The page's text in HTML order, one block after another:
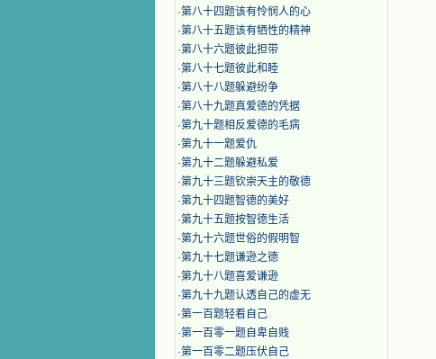
·第八十四题该有怜悯人的心
·第八十五题该有牺性的精神
·第八十六题彼此担带
·第八十七题彼此和睦
·第八十八题躲避纷争
·第八十九题真爱德的凭据
·第九十题相反爱德的毛病
·第九十一题爱仇
·第九十二题躲避私爱
·第九十三题钦崇天主的敬德
·第九十四题智德的美好
·第九十五题按智德生活
·第九十六题世俗的假明智
·第九十七题谦逊之德
·第九十八题喜爱谦逊
·第九十九题认透自己的虚无
·第一百题轻看自己
·第一百零一题自卑自贱
·第一百零二题压伏自己